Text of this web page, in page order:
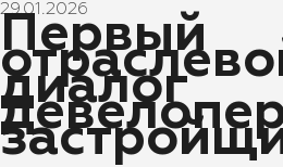
29.01.2026
Первый
диалог